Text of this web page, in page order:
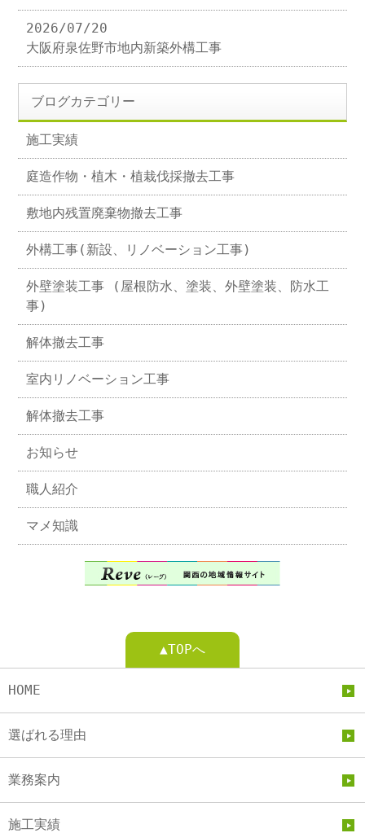
2026/07/20
大阪府泉佐野市地内新築外構工事
ブログカテゴリー
施工実績
庭造作物・植木・植栽伐採撤去工事
敷地内残置廃棄物撤去工事
外構工事(新設、リノベーション工事)
外壁塗装工事 (屋根防水、塗装、外壁塗装、防水工
事)
解体撤去工事
室内リノベーション工事
解体撤去工事
お知らせ
職人紹介
マメ知識
▲TOPへ
HOME
選ばれる理由
業務案内
施工実績